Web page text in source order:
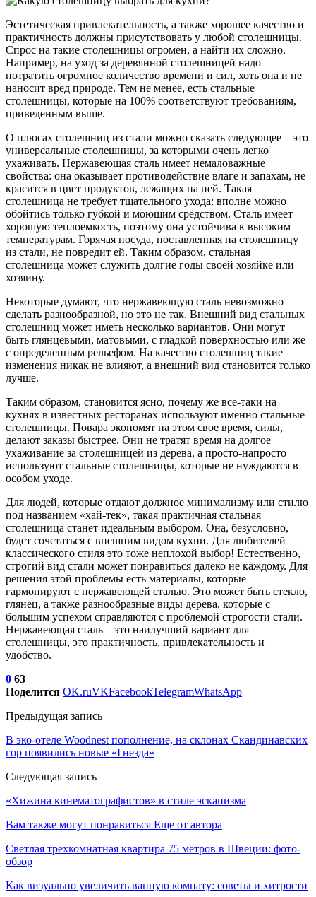
Эстетическая привлекательность, а также хорошее качество и
практичность должны присутствовать у любой столешницы.
Спрос на такие столешницы огромен, а найти их сложно.
Например, на уход за деревянной столешницей надо
потратить огромное количество времени и сил, хоть она и не
наносит вред природе. Тем не менее, есть стальные
столешницы, которые на 100% соответствуют требованиям,
приведенным выше.
О плюсах столешниц из стали можно сказать следующее – это
универсальные столешницы, за которыми очень легко
ухаживать. Нержавеющая сталь имеет немаловажные
свойства: она оказывает противодействие влаге и запахам, не
красится в цвет продуктов, лежащих на ней. Такая
столешница не требует тщательного ухода: вполне можно
обойтись только губкой и моющим средством. Сталь имеет
хорошую теплоемкость, поэтому она устойчива к высоким
температурам. Горячая посуда, поставленная на столешницу
из стали, не повредит ей. Таким образом, стальная
столешница может служить долгие годы своей хозяйке или
хозяину.
Некоторые думают, что нержавеющую сталь невозможно
сделать разнообразной, но это не так. Внешний вид стальных
столешниц может иметь несколько вариантов. Они могут
быть глянцевыми, матовыми, с гладкой поверхностью или же
с определенным рельефом. На качество столешниц такие
изменения никак не влияют, а внешний вид становится только
лучше.
Таким образом, становится ясно, почему же все-таки на
кухнях в известных ресторанах используют именно стальные
столешницы. Повара экономят на этом свое время, силы,
делают заказы быстрее. Они не тратят время на долгое
ухаживание за столешницей из дерева, а просто-напросто
используют стальные столешницы, которые не нуждаются в
особом уходе.
Для людей, которые отдают должное минимализму или стилю
под названием «хай-тек», такая практичная стальная
столешница станет идеальным выбором. Она, безусловно,
будет сочетаться с внешним видом кухни. Для любителей
классического стиля это тоже неплохой выбор! Естественно,
строгий вид стали может понравиться далеко не каждому. Для
решения этой проблемы есть материалы, которые
гармонируют с нержавеющей сталью. Это может быть стекло,
глянец, а также разнообразные виды дерева, которые с
большим успехом справляются с проблемой строгости стали.
Нержавеющая сталь – это наилучший вариант для
столешницы, это практичность, привлекательность и
удобство.
0 63
Поделится OK.ruVKFacebookTelegramWhatsApp
Предыдущая запись
В эко-отеле Woodnest пополнение, на склонах Скандинавских
гор появились новые «Гнезда»
Следующая запись
«Хижина кинематографистов» в стиле эскапизма
Вам также могут понравиться Еще от автора
Светлая трехкомнатная квартира 75 метров в Швеции: фото-
обзор
Как визуально увеличить ванную комнату: советы и хитрости